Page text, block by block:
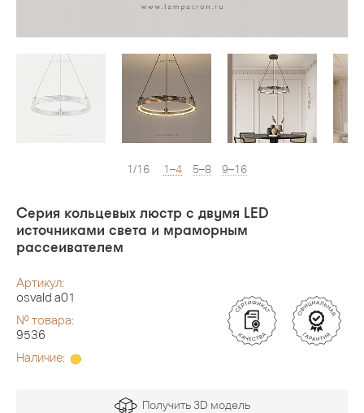
1/16 1–4 5–8 9–16
Серия кольцевых люстр с двумя LED
источниками света и мраморным
рассеивателем
Артикул:
osvald a01
№ товара:
9536
Наличие:
Получить 3D модель